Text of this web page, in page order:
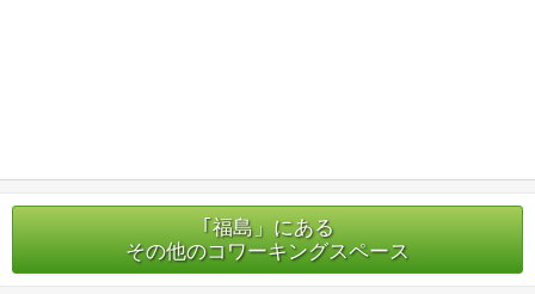
｢福島」にある
その他のコワーキングスペース